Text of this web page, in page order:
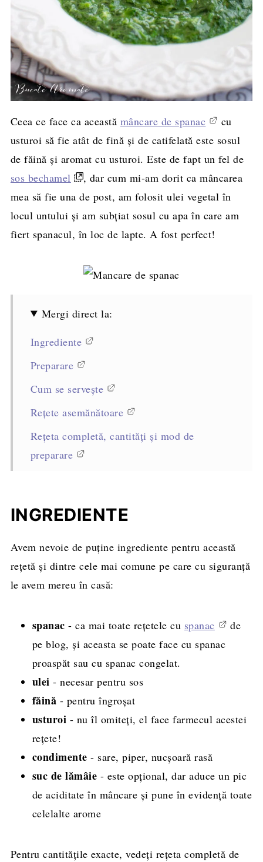
Ceea ce face ca această mâncare de spanac
cu
usturoi să fie atât de fină și de catifelată este sosul
de făină și aromat cu usturoi. Este de fapt un fel de
sos bechamel
, dar cum mi-am dorit ca mâncarea
mea să fie una de post, am folosit ulei vegetal în
locul untului și am subțiat sosul cu apa în care am
fiert spanacul, în loc de lapte. A fost perfect!
Mergi direct la:
Ingrediente
Preparare
Cum se servește
Rețete asemănătoare
Rețeta completă, cantități și mod de
preparare
INGREDIENTE
Avem nevoie de puține ingrediente pentru această
rețetă și dintre cele mai comune pe care cu siguranță
le avem mereu în casă:
spanac - ca mai toate rețetele cu spanac
de
pe blog, și aceasta se poate face cu spanac
proaspăt sau cu spanac congelat.
ulei - necesar pentru sos
făină - pentru îngroșat
usturoi - nu îl omiteți, el face farmecul acestei
rețete!
condimente - sare, piper, nucșoară rasă
suc de lămâie - este opțional, dar aduce un pic
de aciditate în mâncare și pune în evidență toate
celelalte arome
Pentru cantitățile exacte, vedeți rețeta completă de